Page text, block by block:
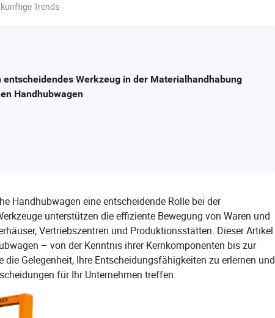
Trends
Werkzeug in der Materialhandhabung
Handhubwagen
Handhubwagen eine entscheidende Rolle bei der
unterstützen die effiziente Bewegung von Waren und
Vertriebszentren und Produktionsstätten. Dieser Artikel
– von der Kenntnis ihrer Kernkomponenten bis zur
Gelegenheit, Ihre Entscheidungsfähigkeiten zu erlernen und
für Ihr Unternehmen treffen.